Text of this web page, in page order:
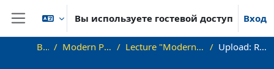
Перейти к основному содержанию
Боковая панель
Вы используете гостевой доступ Вход
В начало Modern Project Management in ICT, HUST Lecture "Modern Project Management in ICT", HUST, Hanoi, 2023 Upload: Result of task 6: WBS; Trello Board